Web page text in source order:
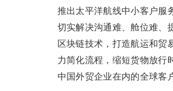
推出太平洋航线中小客户服
切实解决沟通难、舱位难、
区块链技术，打造航运和贸
力简化流程，缩短货物放行
中国外贸企业在内的全球客